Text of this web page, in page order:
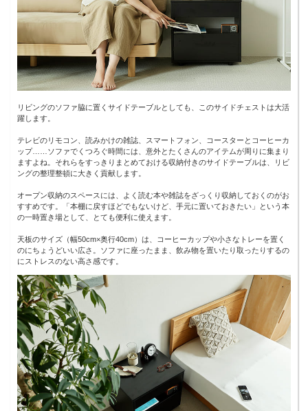
リビングのソファ脇に置くサイドテーブルとしても、このサイドチェストは大活
躍します。
テレビのリモコン、読みかけの雑誌、スマートフォン、コースターとコーヒーカ
ップ……ソファでくつろぐ時間には、意外とたくさんのアイテムが周りに集まり
ますよね。それらをすっきりまとめておける収納付きのサイドテーブルは、リビ
ングの整理整頓に大きく貢献します。
オープン収納のスペースには、よく読む本や雑誌をざっくり収納しておくのがお
すすめです。「本棚に戻すほどでもないけど、手元に置いておきたい」という本
の一時置き場として、とても便利に使えます。
天板のサイズ（幅50cm×奥行40cm）は、コーヒーカップや小さなトレーを置く
のにちょうどいい広さ。ソファに座ったまま、飲み物を置いたり取ったりするの
にストレスのない高さ感です。